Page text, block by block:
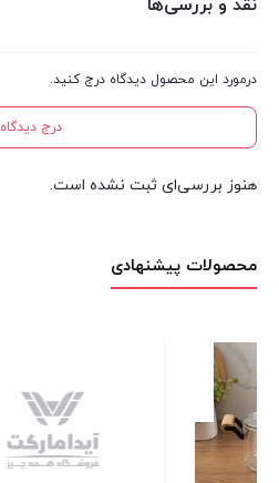
نقد و بررسی‌ها
درمورد این محصول دیدگاه درج کنید.
درج دیدگاه
هنوز بررسی‌ای ثبت نشده است.
محصولات پیشنهادی